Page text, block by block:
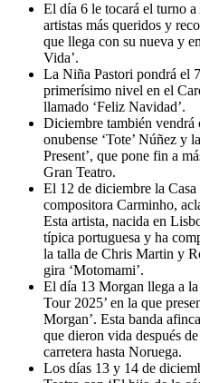
El día 6 le tocará el turno
artistas más queridos y
que llega con su nueva y
Vida’.
La Niña Pastori pondrá el
primerísimo nivel en el
llamado ‘Feliz Navidad’.
Diciembre también vendrá
onubense ‘Tote’ Núñez y
Present’, que pone fin a
Gran Teatro.
El 12 de diciembre la
compositora Carminho,
Esta artista, nacida en
típica portuguesa y ha
la talla de Chris Martin y
gira ‘Motomami’.
El día 13 Morgan llega a
Tour 2025’ en la que
Morgan’. Esta banda
que dieron vida después
carretera hasta Noruega.
Los días 13 y 14 de